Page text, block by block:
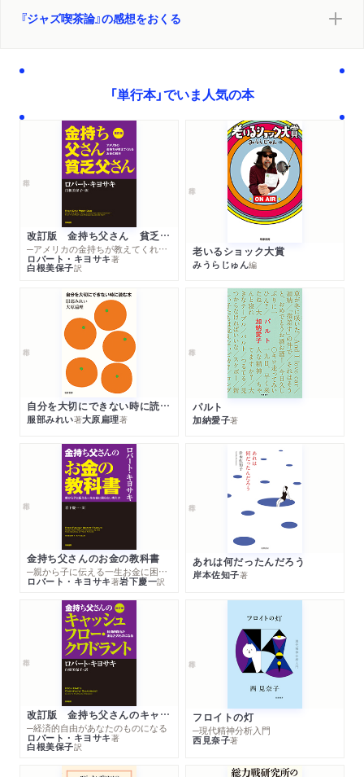
『ジャズ喫茶論』の感想をおくる
「単行本」でいま人気の本
改訂版 金持ち父さん 貧乏父さん
─アメリカの金持ちが教えてくれるお金の哲学
ロバート・キヨサキ著
白根美保子訳
老いるショック大賞
みうらじゅん編
自分を大切にできない時に読む本
服部みれい著大原扁理著
パルト
加納愛子著
金持ち父さんのお金の教科書
─親から子に伝える一生お金に困らない考え方
ロバート・キヨサキ著岩下慶一訳
あれは何だったんだろう
岸本佐知子著
改訂版 金持ち父さんのキャッシュフロー・クワドラント
─経済的自由があなたのものになる
ロバート・キヨサキ著
白根美保子訳
フロイトの灯
─現代精神分析入門
西見奈子著